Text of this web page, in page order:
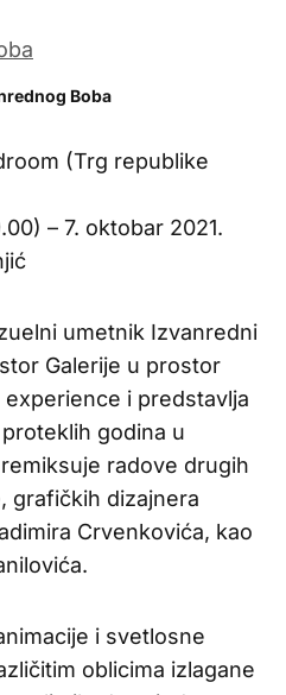
Boba
(Trg republike
– 7. oktobar 2021.
umetnik Izvanredni
Galerije u prostor
i predstavlja
godina u
radove drugih
grafičkih dizajnera
Crvenkovića, kao
i svetlosne
oblicima izlagane